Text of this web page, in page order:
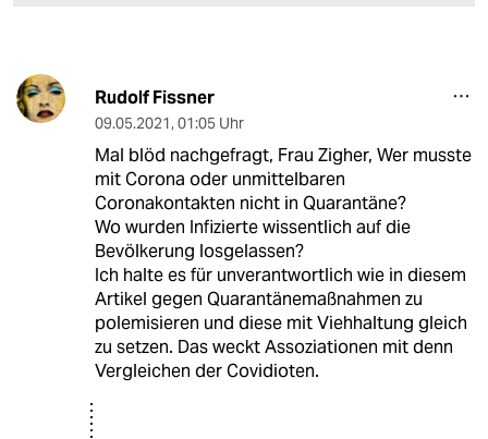
Rudolf Fissner
09.05.2021, 01:05 Uhr
Mal blöd nachgefragt, Frau Zigher, Wer musste
mit Corona oder unmittelbaren
Coronakontakten nicht in Quarantäne?
Wo wurden Infizierte wissentlich auf die
Bevölkerung losgelassen?
Ich halte es für unverantwortlich wie in diesem
Artikel gegen Quarantänemaßnahmen zu
polemisieren und diese mit Viehhaltung gleich
zu setzen. Das weckt Assoziationen mit denn
Vergleichen der Covidioten.